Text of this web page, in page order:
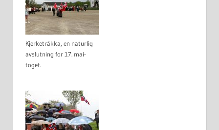
Kjerketråkka, en naturlig
avslutning for 17. mai-
toget.